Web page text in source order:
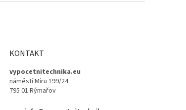
KONTAKT
vypocetnitechnika.eu
náměstí Míru 199/24
795 01 Rýmařov